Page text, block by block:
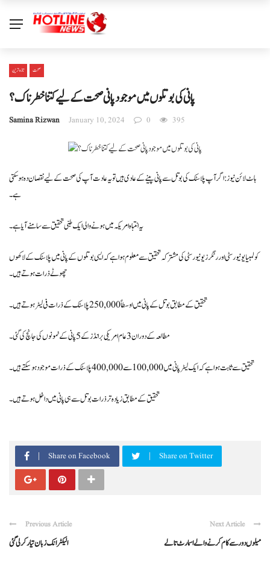
تازہ ترین صحت
پانی کی بوتلوں میں موجود پانی صحت کے لیے کتنا خطرناک ؟
Samina Rizwan January 10, 2024 0 395
ہاٹ لائن نیوز : اگر آپ پلاسٹک کی بوتل سے پانی پینے کے عادی ہیں تو یہ عادت آپ کی صحت کے لیے نقصان دہ ہو سکتی
ہے۔
یہ انتباہ امریکہ میں ہونے والی ایک طبی تحقیق سے سامنے آیا ہے۔
کولمبیا یونیورسٹی اور رٹگرز یونیورسٹی کی مشترکہ تحقیق سے معلوم ہوا ہے کہ ایسی بوتلوں کے پانی میں پلاسٹک کے لاکھوں
چھوٹے ذرات ہوتے ہیں۔
تحقیق کے مطابق بوتل کے پانی میں اوسطاً 250,000 پلاسٹک کے ذرات فی لیٹر ہوتے ہیں۔
مطالعہ کے دوران 3 عام امریکی برانڈز کے 5 پانی کے نمونوں کی جانچ کی گئی۔
تحقیق سے ثابت ہوا ہے کہ ایک لیٹر پانی میں 100,000 سے 400,000 پلاسٹک کے ذرات موجود ہو سکتے ہیں۔
تحقیق کے مطابق زیادہ تر ذرات بوتل سے ہی پانی میں داخل ہوتے ہیں۔
Share on Facebook Share on Twitter
Previous Article
الیکٹرانک زبان تیار کرلی گئی
Next Article
میلوں دور سے کام کرنے والے اسمارٹ تالے